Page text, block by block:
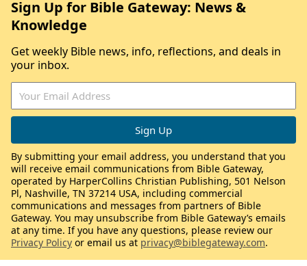
Sign Up for Bible Gateway: News &
Knowledge
Get weekly Bible news, info, reflections, and deals in
your inbox.
By submitting your email address, you understand that you
will receive email communications from Bible Gateway,
operated by HarperCollins Christian Publishing, 501 Nelson
Pl, Nashville, TN 37214 USA, including commercial
communications and messages from partners of Bible
Gateway. You may unsubscribe from Bible Gateway’s emails
at any time. If you have any questions, please review our
Privacy Policy or email us at privacy@biblegateway.com.